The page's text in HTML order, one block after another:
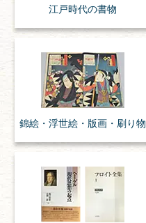
江戸時代の書物
錦絵・浮世絵・ 版画・刷り物